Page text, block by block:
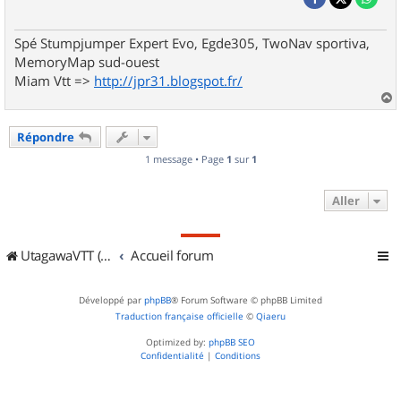
Spé Stumpjumper Expert Evo, Egde305, TwoNav sportiva,
MemoryMap sud-ouest
Miam Vtt => http://jpr31.blogspot.fr/
a
Répondre
1 message • Page 1 sur 1
Aller
UtagawaVTT (Randos VTT et VTTAE avec traces GPS) Accueil forum
Développé par phpBB® Forum Software © phpBB Limited
Traduction française officielle © Qiaeru
Optimized by: phpBB SEO
Confidentialité | Conditions